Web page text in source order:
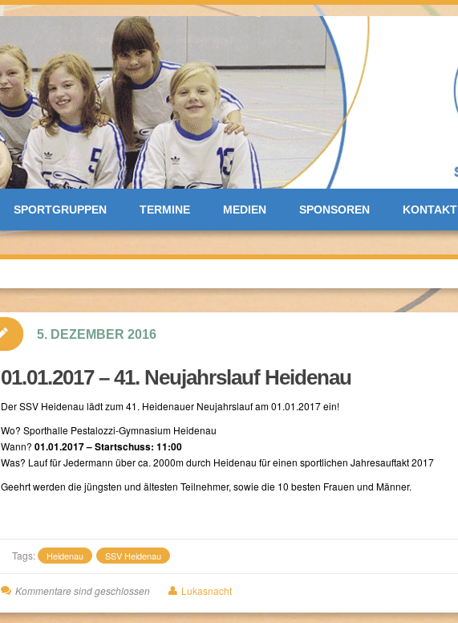
SPORTGRUPPEN TERMINE MEDIEN SPONSOREN KONTAKT
01.01.2017 – 41. Neujahrslauf Heidenau
Der SSV Heidenau lädt zum 41. Heidenauer Neujahrslauf am 01.01.2017 ein!
Wo? Sporthalle Pestalozzi-Gymnasium Heidenau
Wann? 01.01.2017 – Startschuss: 11:00
Was? Lauf für Jedermann über ca. 2000m durch Heidenau für einen sportlichen Jahresauftakt 2017
Geehrt werden die jüngsten und ältesten Teilnehmer, sowie die 10 besten Frauen und Männer.
Tags: Heidenau SSV Heidenau
5. DEZEMBER 2016
Kommentare sind geschlossen Lukasnacht